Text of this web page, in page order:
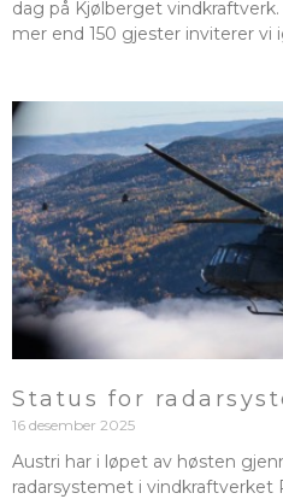
dag på Kjølberget
mer end 150 gjester inviterer
Status for
16 desember 2025
Austri har i løpet av høsten
radarsystemet i vindkraftverket